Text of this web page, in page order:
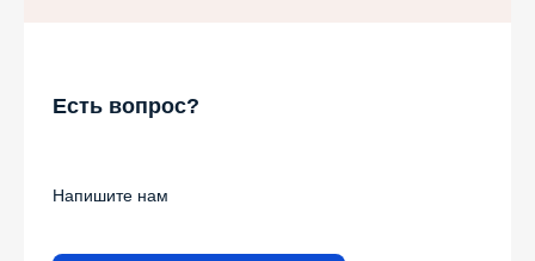
Есть вопрос?
Напишите нам